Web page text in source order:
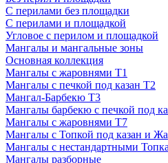
С перилами без площадки
С перилами и площадкой
Угловое с перилом и площадкой
Мангалы и мангальные зоны
Основная коллекция
Мангалы с жаровнями Т1
Мангалы с печкой под казан Т2
Мангал-Барбекю Т3
Мангалы барбекю с печкой под
Мангалы с жаровнями Т7
Мангалы с Топкой под казан и
Мангалы с нестандартными
Мангалы разборные